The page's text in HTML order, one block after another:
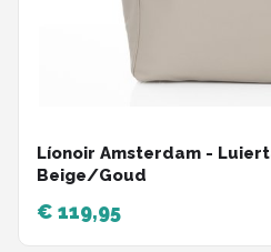
Líonoir Amsterdam -
Beige/Goud
€ 119,95